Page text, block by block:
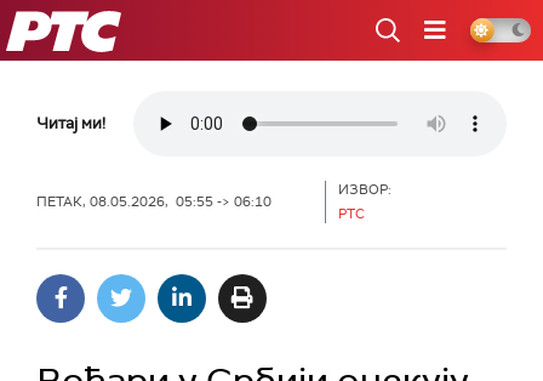
РТС
Читај ми!
ПЕТАК, 08.05.2026, 05:55 -> 06:10
ИЗВОР:
РТС